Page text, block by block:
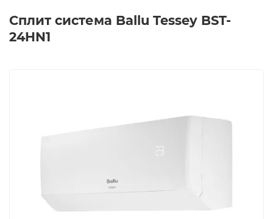
Сплит система Ballu Tessey BST-
24HN1